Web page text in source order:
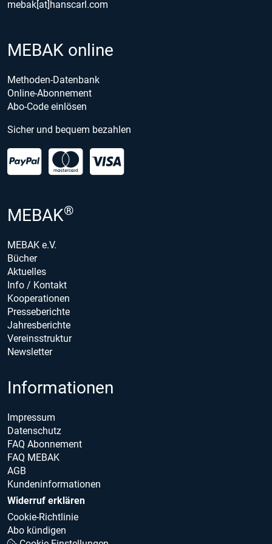
mebak[at]hanscarl.com
MEBAK online
Methoden-Datenbank
Online-Abonnement
Abo-Code einlösen
Sicher und bequem bezahlen
MEBAK®
MEBAK e.V.
Bücher
Aktuelles
Info / Kontakt
Kooperationen
Presseberichte
Jahresberichte
Vereinsstruktur
Newsletter
Informationen
Impressum
Datenschutz
FAQ Abonnement
FAQ MEBAK
AGB
Kundeninformationen
Widerruf erklären
Cookie-Richtlinie
Abo kündigen